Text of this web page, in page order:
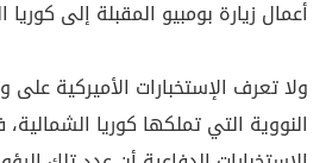
أعمال زيارة بومبيو المقبلة إلى كوريا
ولا تعرف الإستخبارات الأميركية
النووية التي تملكها كوريا